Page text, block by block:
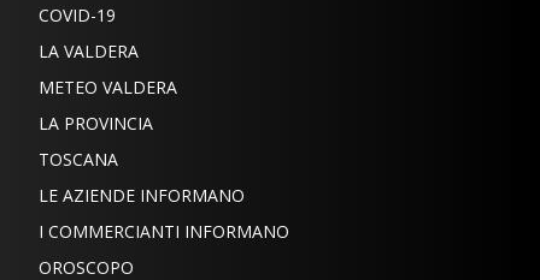
COVID-19
LA VALDERA
METEO VALDERA
LA PROVINCIA
TOSCANA
LE AZIENDE INFORMANO
I COMMERCIANTI INFORMANO
OROSCOPO